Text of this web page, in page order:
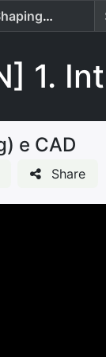
e CAD
e CAD
Share